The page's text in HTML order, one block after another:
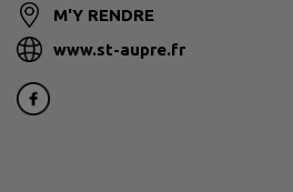
M'Y RENDRE
www.st-aupre.fr